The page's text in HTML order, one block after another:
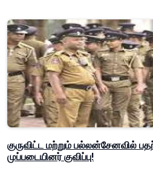
குருவிட்ட மற்றும் பல்லன்சேனவில்
முப்படையினர் குவிப்பு!